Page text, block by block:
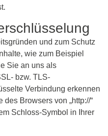
und zum Schutz
wie zum Beispiel
Sie an uns als
bzw. TLS-
Verbindung erkennen
Browsers von „http://“
Schloss-Symbol in Ihrer